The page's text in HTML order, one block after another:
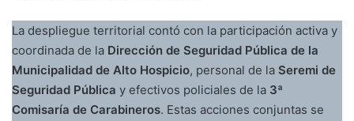
La despliegue territorial contó con la participación activa y
coordinada de la Dirección de Seguridad Pública de la
Municipalidad de Alto Hospicio, personal de la Seremi de
Seguridad Pública y efectivos policiales de la 3ª
Comisaría de Carabineros. Estas acciones conjuntas se